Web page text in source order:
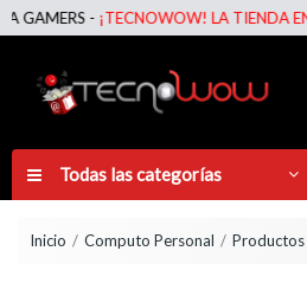
-¡TECNOWOW! LA TIENDA EN
Todas las categorías
Inicio Computo Personal